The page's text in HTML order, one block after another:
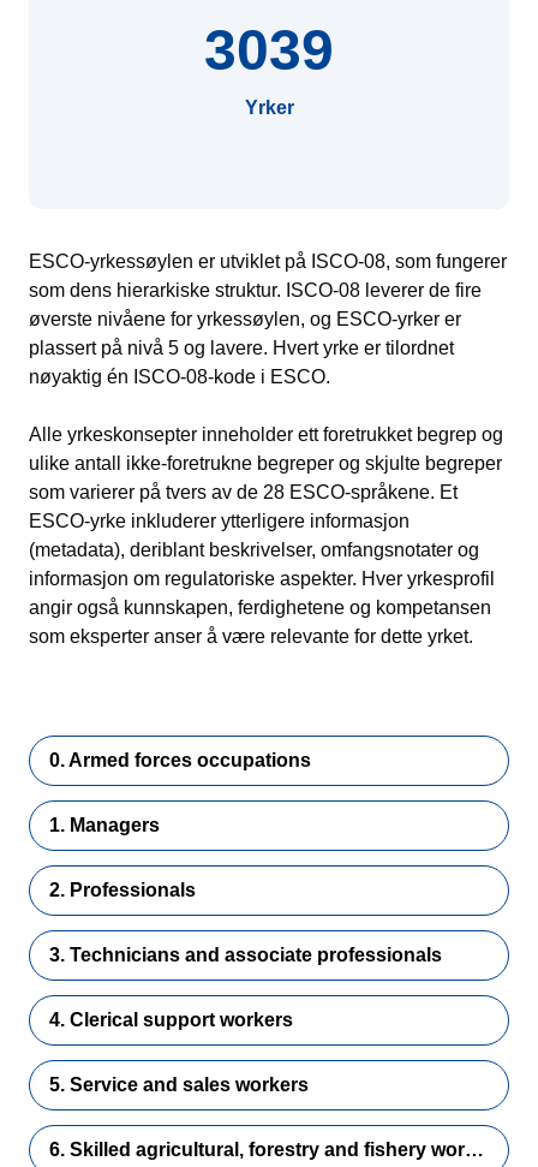
3039
Yrker
ESCO-yrkessøylen er utviklet på ISCO-08, som fungerer
som dens hierarkiske struktur. ISCO-08 leverer de fire
øverste nivåene for yrkessøylen, og ESCO-yrker er
plassert på nivå 5 og lavere. Hvert yrke er tilordnet
nøyaktig én ISCO-08-kode i ESCO.
Alle yrkeskonsepter inneholder ett foretrukket begrep og
ulike antall ikke-foretrukne begreper og skjulte begreper
som varierer på tvers av de 28 ESCO-språkene. Et
ESCO-yrke inkluderer ytterligere informasjon
(metadata), deriblant beskrivelser, omfangsnotater og
informasjon om regulatoriske aspekter. Hver yrkesprofil
angir også kunnskapen, ferdighetene og kompetansen
som eksperter anser å være relevante for dette yrket.
0. Armed forces occupations
1. Managers
2. Professionals
3. Technicians and associate professionals
4. Clerical support workers
5. Service and sales workers
6. Skilled agricultural, forestry and fishery workers